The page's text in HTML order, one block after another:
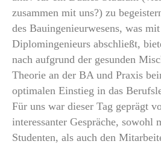
zusammen mit uns?) zu
des Bauingenieurwesens, was
Diplomingenieurs abschließt,
nach aufgrund der gesunden
Theorie an der BA und Praxis
optimalen Einstieg in das
Für uns war dieser Tag geprägt
interessanter Gespräche, sowohl
Studenten, als auch den